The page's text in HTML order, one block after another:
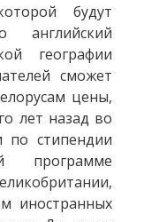
будут
английский
географии
сможет
цены,
лет назад во
по стипендии
программе
иностранных